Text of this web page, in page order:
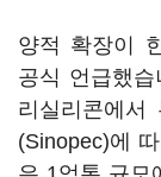
양적 확장이
공식 언급했
리실리콘에서
(Sinopec)에